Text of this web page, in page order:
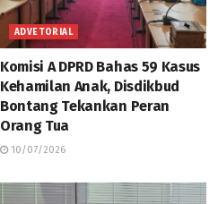
ADVETORIAL
Komisi A DPRD Bahas 59 Kasus
Kehamilan Anak, Disdikbud
Bontang Tekankan Peran
Orang Tua
10/07/2026